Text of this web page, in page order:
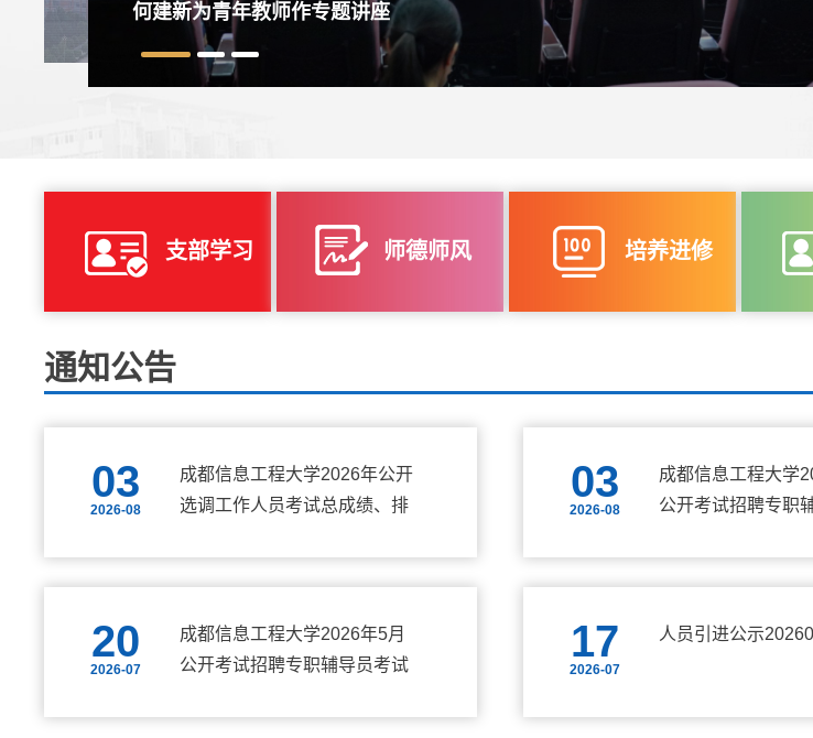
何建新为青年教师作专题讲座
支部学习 师德师风 培养进修
通知公告
03
2026-08
成都信息工程大学2026年公开
选调工作人员考试总成绩、排
03
2026-08
成都信息工程大学
公开考试招聘专职
20
2026-07
成都信息工程大学2026年5月
公开考试招聘专职辅导员考试
17
2026-07
人员引进公示